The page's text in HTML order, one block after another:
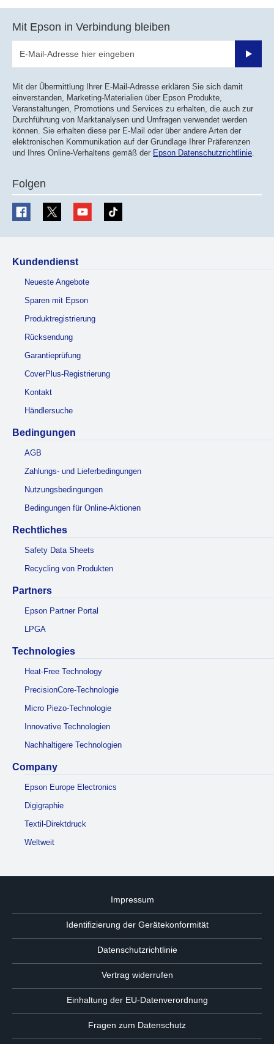
Mit Epson in Verbindung bleiben
Mit der Übermittlung Ihrer E-Mail-Adresse erklären Sie sich damit
einverstanden, Marketing-Materialien über Epson Produkte,
Veranstaltungen, Promotions und Services zu erhalten, die auch zur
Durchführung von Marktanalysen und Umfragen verwendet werden
können. Sie erhalten diese per E-Mail oder über andere Arten der
elektronischen Kommunikation auf der Grundlage Ihrer Präferenzen
und Ihres Online-Verhaltens gemäß der Epson Datenschutzrichtlinie.
Folgen
Kundendienst
Neueste Angebote
Sparen mit Epson
Produktregistrierung
Rücksendung
Garantieprüfung
CoverPlus-Registrierung
Kontakt
Händlersuche
Bedingungen
AGB
Zahlungs- und Lieferbedingungen
Nutzungsbedingungen
Bedingungen für Online-Aktionen
Rechtliches
Safety Data Sheets
Recycling von Produkten
Partners
Epson Partner Portal
LPGA
Technologies
Heat-Free Technology
PrecisionCore-Technologie
Micro Piezo-Technologie
Innovative Technologien
Nachhaltigere Technologien
Company
Epson Europe Electronics
Digigraphie
Textil-Direktdruck
Weltweit
Impressum
Identifizierung der Gerätekonformität
Datenschutzrichtlinie
Vertrag widerrufen
Einhaltung der EU-Datenverordnung
Fragen zum Datenschutz